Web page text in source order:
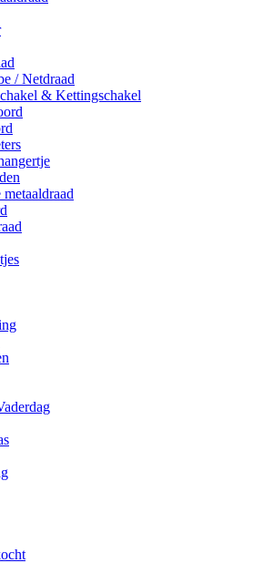
/ Netdraad
& Kettingschakel